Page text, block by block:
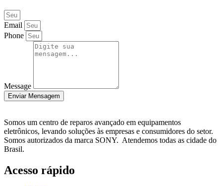
Email
Phone
Message
Enviar Mensagem
Somos um centro de reparos avançado em equipamentos
eletrônicos, levando soluções às empresas e consumidores do setor.
Somos autorizados da marca SONY. Atendemos todas as cidade do
Brasil.
Acesso rápido